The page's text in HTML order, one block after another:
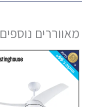
מאווררים נוספים